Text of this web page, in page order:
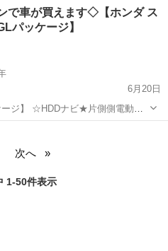
側電動スラ
スパーダ
で車が買えます◇【ホンダ ス
パッケージ】
6月20日
ージ】 ☆HDDナビ★片側側電動ス
次へ
1-50件表示